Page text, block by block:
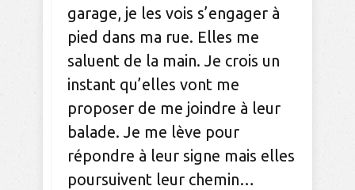
garage, je les vois s’engager à
pied dans ma rue. Elles me
saluent de la main. Je crois un
instant qu’elles vont me
proposer de me joindre à leur
balade. Je me lève pour
répondre à leur signe mais elles
poursuivent leur chemin…